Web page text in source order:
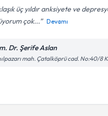
üç yıldır anksiyete ve
çok...
Devamı
Dr. Şerife Aslan
mah. Çatalköprü cad. No:40/8